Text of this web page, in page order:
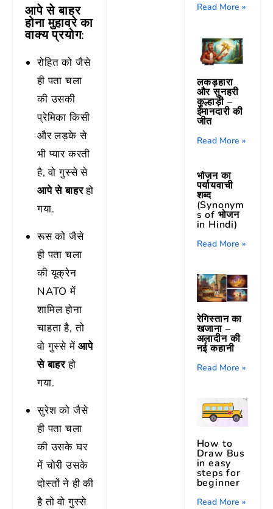
आपे से बाहर
होना मुहावरे का
वाक्य प्रयोग:
रोहित को जैसे
ही पता चला
की उसकी
प्रेमिका किसी
और लड़के से
भी प्यार करती
है, वो गुस्से से
आपे से बाहरहो
गया.
रूस को जैसे
ही पता चला
की यूक्रेन
NATO में
शामिल होना
चाहता है, तो
वो गुस्से मेंआपे
से बाहरहो
गया.
सुरेश को जैसे
ही पता चला
की उसके घर
में चोरी उसके
दोस्तों ने ही की
है तो वो गुस्से
Read More »
लकड़हारा
और सुनहरी
कुल्हाड़ी –
ईमानदारी की
जीत
Read More »
भोजन का
पर्यायवाची
शब्द
(Synonym
s of भोजन
in Hindi)
Read More »
रेगिस्तान का
खजाना –
अलादीन की
नई कहानी
Read More »
How to
Draw Bus
in easy
steps for
beginner
Read More »